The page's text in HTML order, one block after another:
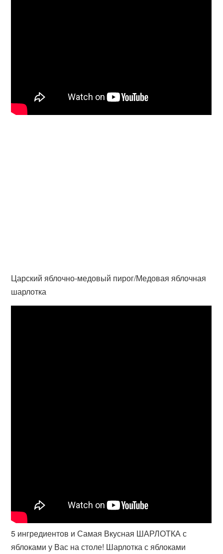
Царский яблочно-медовый пирог/Медовая яблочная
шарлотка
5 ингредиентов и Самая Вкусная ШАРЛОТКА с
яблоками у Вас на столе! Шарлотка с яблоками